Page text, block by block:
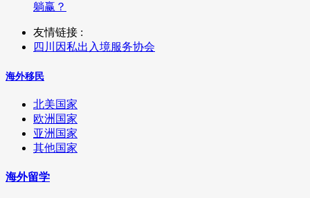
躺赢？
友情链接 :
四川因私出入境服务协会
海外移民
北美国家
欧洲国家
亚洲国家
其他国家
海外留学